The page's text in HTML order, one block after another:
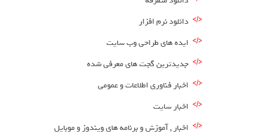
دانلود نرم افزار
ایده های طراحی وب سایت
جدیدترین گجت های معرفی شده
اخبار فناوری اطلاعات و عمومی
اخبار سایت
اخبار , آموزش و برنامه های ویندوز و موبایل